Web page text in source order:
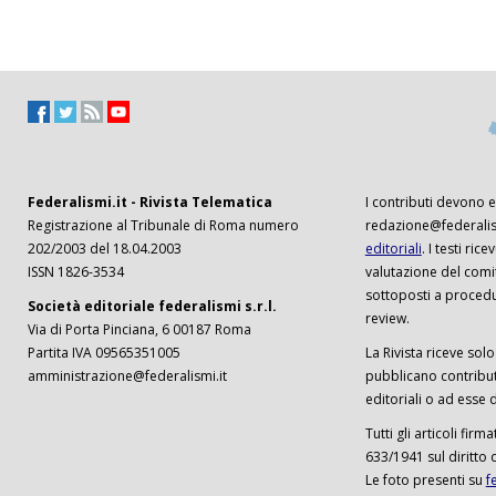
Federalismi.it - Rivista Telematica
Registrazione al Tribunale di Roma numero
202/2003 del 18.04.2003
ISSN 1826-3534
Società editoriale federalismi s.r.l.
Via di Porta Pinciana, 6 00187 Roma
Partita IVA 09565351005
amministrazione@federalismi.it
I contributi devono
editoriali. I testi
valutazione del
sottoposti a
review.
La Rivista riceve
pubblicano
editoriali o ad esse
Tutti gli articoli
633/1941 sul diritto
Le foto presenti su